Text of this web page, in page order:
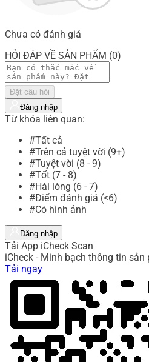
Chưa có đánh giá
HỎI ĐÁP VỀ SẢN PHẨM (0)
Đặt câu hỏi
Đăng nhập
Từ khóa liên quan:
#Tất cả
#Trên cả tuyệt vời (9+)
#Tuyệt vời (8 - 9)
#Tốt (7 - 8)
#Hài lòng (6 - 7)
#Điểm đánh giá (<6)
#Có hình ảnh
Đăng nhập
Tải App iCheck Scan
iCheck - Minh bạch thông tin
Tải ngay